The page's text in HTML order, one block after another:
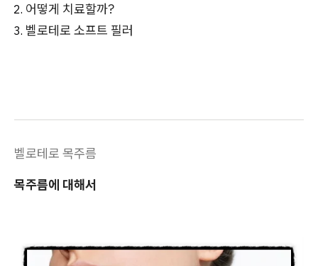
어떻게 치료할까?
벨로테로 소프트 필러
벨로테로 목주름
목주름에 대해서